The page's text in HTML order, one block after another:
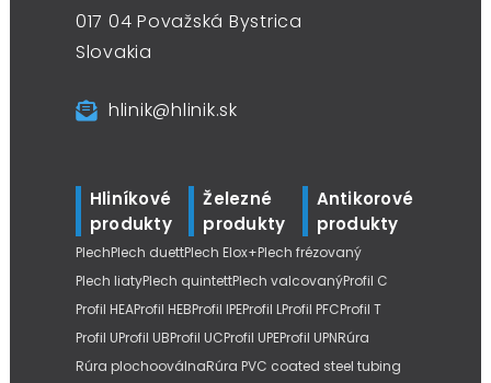
017 04 Považská Bystrica
Slovakia
hlinik@hlinik.sk
Hliníkové
produkty
Železné
produkty
Antikorové
produkty
PlechPlech duettPlech Elox+Plech frézovaný
Plech liatyPlech quintettPlech valcovanýProfil C
Profil HEAProfil HEBProfil IPEProfil LProfil PFCProfil T
Profil UProfil UBProfil UCProfil UPEProfil UPNRúra
Rúra plochooválnaRúra PVC coated steel tubing